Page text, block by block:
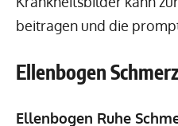
beitragen und die
Ellenbogen
Ellenbogen Ruhe